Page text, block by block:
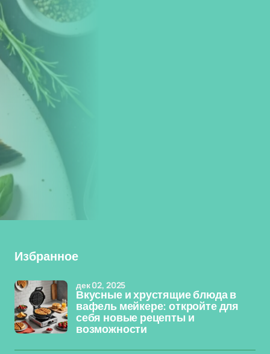
Избранное
Вкусные и хрустящие блюда в
вафель мейкере: откройте для
себя новые рецепты и
возможности
дек 02, 2025